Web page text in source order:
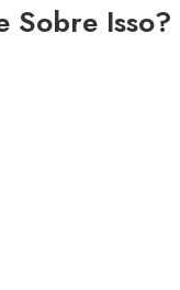
Sobre Isso?